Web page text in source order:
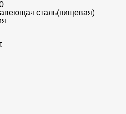
сталь(пищевая)